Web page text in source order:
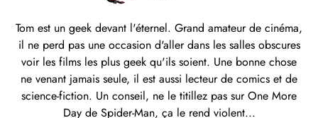
Tom est un geek devant l'éternel. Grand amateur de cinéma,
il ne perd pas une occasion d'aller dans les salles obscures
voir les films les plus geek qu'ils soient. Une bonne chose
ne venant jamais seule, il est aussi lecteur de comics et de
science-fiction. Un conseil, ne le titillez pas sur One More
Day de Spider-Man, ça le rend violent...